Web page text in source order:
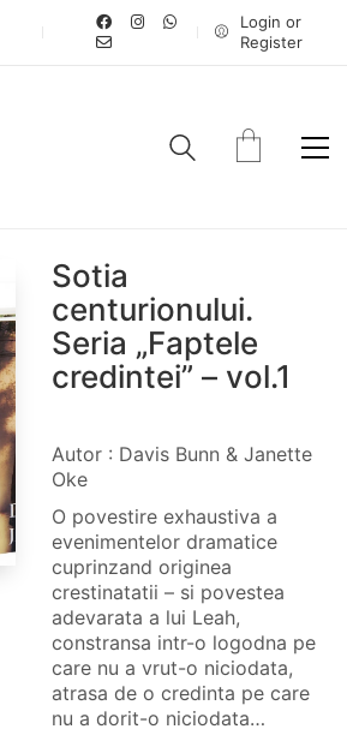
Login or
Register
Sotia
centurionului.
Seria „Faptele
credintei” – vol.1
Autor : Davis Bunn & Janette
Oke
O povestire exhaustiva a
evenimentelor dramatice
cuprinzand originea
crestinatatii – si povestea
adevarata a lui Leah,
constransa intr-o logodna pe
care nu a vrut-o niciodata,
atrasa de o credinta pe care
nu a dorit-o niciodata…